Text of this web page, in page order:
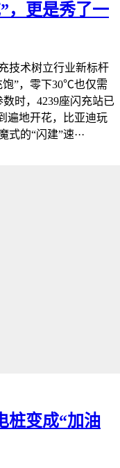
，更是秀了一
技术树立行业新标杆
”，零下30℃也仅需
时，4239座闪充站已
遍地开花，比亚迪玩
的“闪建”速···
桩变成“加油